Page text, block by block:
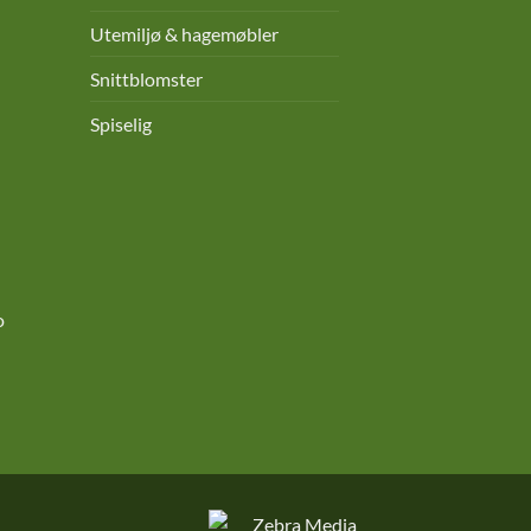
Utemiljø & hagemøbler
Snittblomster
Spiselig